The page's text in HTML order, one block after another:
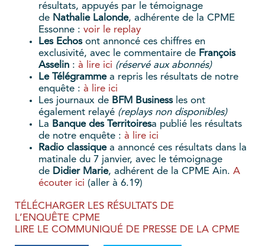
résultats, appuyés par le témoignage
de Nathalie Lalonde, adhérente de la CPME
Essonne : voir le replay
Les Echosont annoncé ces chiffres en
exclusivité, avec le commentaire de François
Asselin : à lire ici (réservé aux abonnés)
Le Télégrammea repris les résultats de notre
enquête : à lire ici
Les journaux de BFM Businessles ont
également relayé (replays non disponibles)
La Banque des Territoiresa publié les résultats
de notre enquête : à lire ici
Radio classiquea annoncé ces résultats dans la
matinale du 7 janvier, avec le témoignage
de Didier Marie, adhérent de la CPME Ain. A
écouter ici (aller à 6.19)
TÉLÉCHARGER LES RÉSULTATS DE
L’ENQUÊTE CPME
LIRE LE COMMUNIQUÉ DE PRESSE DE LA CPME